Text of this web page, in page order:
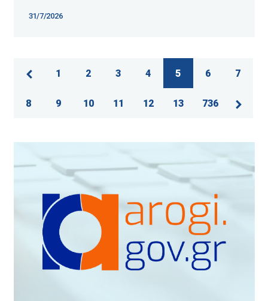
31/7/2026
1 2 3 4 5 6 7
8 9 10 11 12 13 736